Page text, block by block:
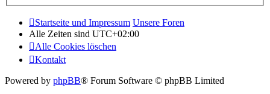
Startseite und Impressum Unsere Foren
Alle Zeiten sind UTC+02:00
Alle Cookies löschen
Kontakt
Powered by phpBB® Forum Software © phpBB Limited